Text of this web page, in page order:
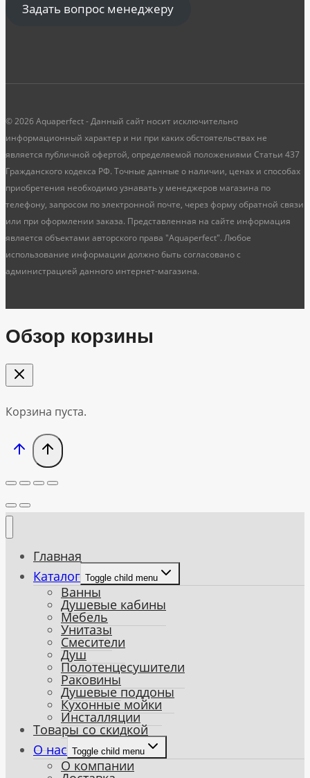
Задать вопрос менеджеру
© 2026 Aquaperfect - Данный сайт носит исключительно
информационный характер и ни при каких обстоятельствах не
является публичной офертой, определяемой положениями Статьи 437
Гражданского кодекса РФ. Точные данные о наличии, ценах и способах
приобретения необходимо узнавать у менеджеров магазина по
телефону, запросом по электронной почте, через форму обратной связи
или при оформлении заказа. Представленная на сайте информация
является объектами авторского права "Aquaperfect". Любое
использование информации должно быть согласовано с
администрацией данного интернет-магазина.
Обзор корзины
Корзина пуста.
Главная
Каталог Toggle child menu
Ванны
Душевые кабины
Мебель
Унитазы
Смесители
Душ
Полотенцесушители
Раковины
Душевые поддоны
Кухонные мойки
Инсталляции
Товары со скидкой
О нас Toggle child menu
О компании